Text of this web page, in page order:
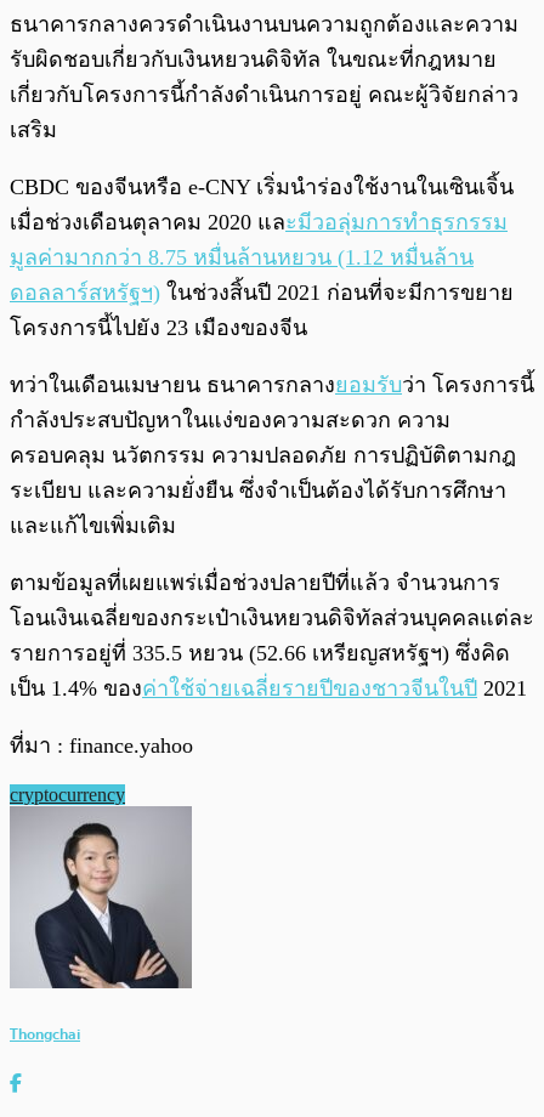
ธนาคารกลางควรดำเนินงานบนความถูกต้องและความ
รับผิดชอบเกี่ยวกับเงินหยวนดิจิทัล ในขณะที่กฎหมาย
เกี่ยวกับโครงการนี้กำลังดำเนินการอยู่ คณะผู้วิจัยกล่าว
เสริม
CBDC ของจีนหรือ e-CNY เริ่มนำร่องใช้งานในเซินเจิ้น
เมื่อช่วงเดือนตุลาคม 2020 และมีวอลุ่มการทำธุรกรรม
มูลค่ามากกว่า 8.75 หมื่นล้านหยวน (1.12 หมื่นล้าน
ดอลลาร์สหรัฐฯ) ในช่วงสิ้นปี 2021 ก่อนที่จะมีการขยาย
โครงการนี้ไปยัง 23 เมืองของจีน
ทว่าในเดือนเมษายน ธนาคารกลางยอมรับว่า โครงการนี้
กำลังประสบปัญหาในแง่ของความสะดวก ความ
ครอบคลุม นวัตกรรม ความปลอดภัย การปฏิบัติตามกฎ
ระเบียบ และความยั่งยืน ซึ่งจำเป็นต้องได้รับการศึกษา
และแก้ไขเพิ่มเติม
ตามข้อมูลที่เผยแพร่เมื่อช่วงปลายปีที่แล้ว จำนวนการ
โอนเงินเฉลี่ยของกระเป๋าเงินหยวนดิจิทัลส่วนบุคคลแต่ละ
รายการอยู่ที่ 335.5 หยวน (52.66 เหรียญสหรัฐฯ) ซึ่งคิด
เป็น 1.4% ของค่าใช้จ่ายเฉลี่ยรายปีของชาวจีนในปี 2021
ที่มา : finance.yahoo
cryptocurrency
Thongchai